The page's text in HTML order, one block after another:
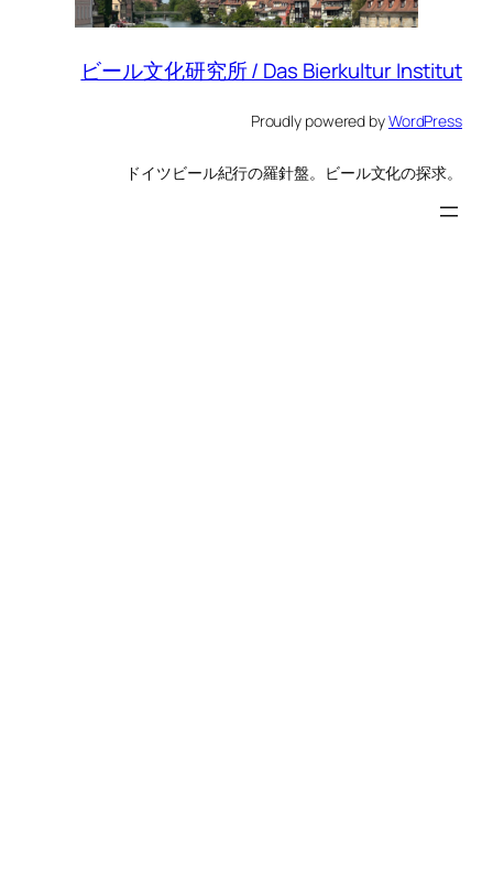
ビール文化研究所 / Das Bierkultur Institut
Proudly powered byWordPress
ドイツビール紀行の羅針盤。ビール文化の探求。